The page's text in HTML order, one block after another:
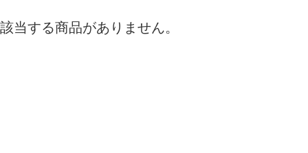
該当する商品がありません。